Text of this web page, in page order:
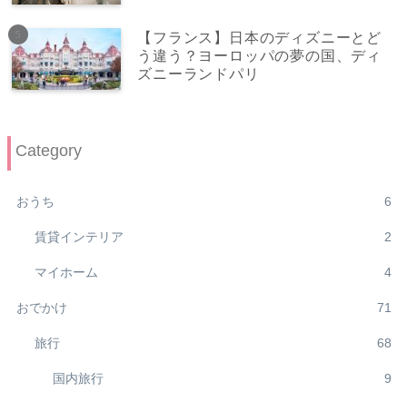
【フランス】日本のディズニーとど
う違う？ヨーロッパの夢の国、ディ
ズニーランドパリ
Category
おうち 6
賃貸インテリア 2
マイホーム 4
おでかけ 71
旅行 68
国内旅行 9